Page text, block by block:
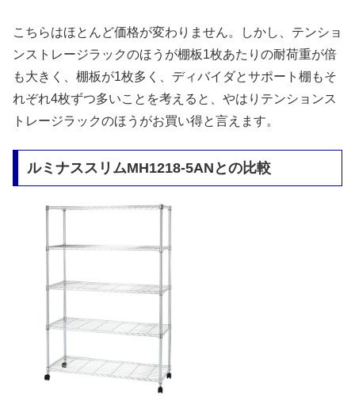
こちらはほとんど価格が変わりません。しかし、テンショ
ンストレージラックのほうが棚板1枚あたりの耐荷重が倍
も大きく、棚板が1枚多く、ディバイダとサポート棚もそ
れぞれ4枚ずつ多いことを考えると、やはりテンションス
トレージラックのほうがお買い得と言えます。
ルミナススリムMH1218-5ANとの比較